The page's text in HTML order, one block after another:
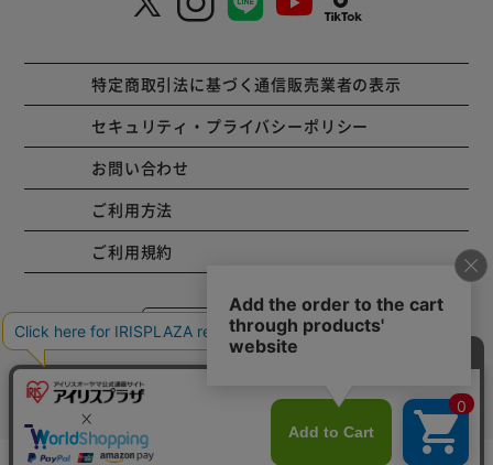
特定商取引法に基づく通信販売業者の表示
セキュリティ・プライバシーポリシー
お問い合わせ
ご利用方法
ご利用規約
コーポレートサイト
Copyright © 2001 IRISPLAZA. ALL Rights Reserved.